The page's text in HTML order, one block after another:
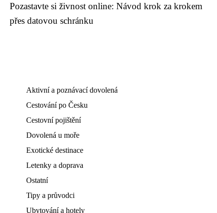
Pozastavte si živnost online: Návod krok za krokem
přes datovou schránku
Aktivní a poznávací dovolená
Cestování po Česku
Cestovní pojištění
Dovolená u moře
Exotické destinace
Letenky a doprava
Ostatní
Tipy a průvodci
Ubytování a hotely